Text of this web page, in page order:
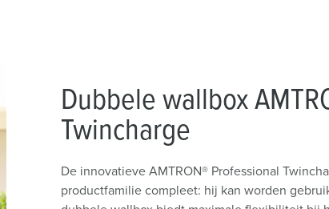
Dubbele wallbox
Twincharge
De innovatieve AMTRON® Professional
productfamilie compleet: hij kan worden